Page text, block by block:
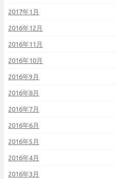
2017年1月
2016年12月
2016年11月
2016年10月
2016年9月
2016年8月
2016年7月
2016年6月
2016年5月
2016年4月
2016年3月